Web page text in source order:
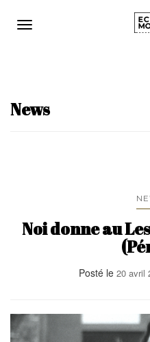
Ouvrir/fermer la navigation
News
Noi donne au
Posté le 20 avril